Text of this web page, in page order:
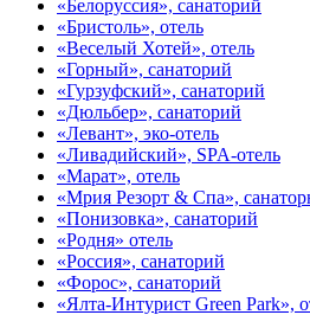
«Белоруссия», санаторий
«Бристоль», отель
«Веселый Хотей», отель
«Горный», санаторий
«Гурзуфский», санаторий
«Дюльбер», санаторий
«Левант», эко-отель
«Ливадийский», SPA-отель
«Марат», отель
«Мрия Резорт & Спа»,
«Понизовка», санаторий
«Родня» отель
«Россия», санаторий
«Форос», санаторий
«Ялта-Интурист Green Park»,